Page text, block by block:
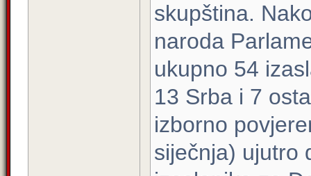
skupština.
naroda
ukupno 54
13 Srba i 7
izborno
siječnja) ujutro